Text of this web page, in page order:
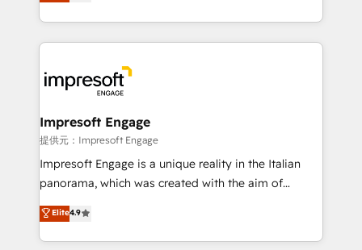
Year LATAM 2022, 2023, 2024, 2025. • Partner of the
business with HubSpot? Let Cebra’s experts help
you grow faster, smarter, and with impact.
ideas, opportunities, and challenges into meaningful
experiences. To us, technology is more than just
and—most importantly—simple. That’s why we lean
into bold ideas and shape them into thoughtful
products and strategies that actually make a
difference.
Impresoft Engage
提供元：Impresoft Engage
Impresoft Engage is a unique reality in the Italian
panorama, which was created with the aim of
putting Customer Experience at the center by
creating digital environments capable of integrating
people, processes and data. We offer the best
Elite4.9